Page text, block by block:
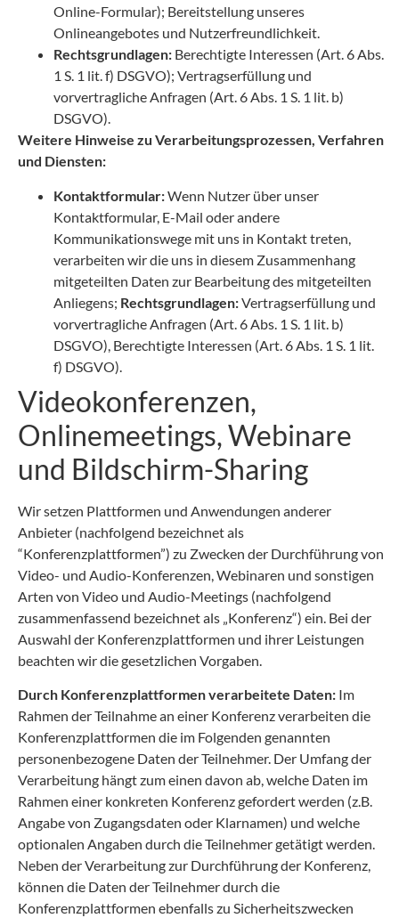
Online-Formular); Bereitstellung unseres
Onlineangebotes und Nutzerfreundlichkeit.
Rechtsgrundlagen: Berechtigte Interessen (Art. 6 Abs.
1 S. 1 lit. f) DSGVO); Vertragserfüllung und
vorvertragliche Anfragen (Art. 6 Abs. 1 S. 1 lit. b)
DSGVO).
Weitere Hinweise zu Verarbeitungsprozessen, Verfahren
und Diensten:
Kontaktformular:Wenn Nutzer über unser
Kontaktformular, E-Mail oder andere
Kommunikationswege mit uns in Kontakt treten,
verarbeiten wir die uns in diesem Zusammenhang
mitgeteilten Daten zur Bearbeitung des mitgeteilten
Anliegens; Rechtsgrundlagen:Vertragserfüllung und
vorvertragliche Anfragen (Art. 6 Abs. 1 S. 1 lit. b)
DSGVO), Berechtigte Interessen (Art. 6 Abs. 1 S. 1 lit.
f) DSGVO).
Videokonferenzen,
Onlinemeetings, Webinare
und Bildschirm-Sharing
Wir setzen Plattformen und Anwendungen anderer
Anbieter (nachfolgend bezeichnet als
“Konferenzplattformen”) zu Zwecken der Durchführung von
Video- und Audio-Konferenzen, Webinaren und sonstigen
Arten von Video und Audio-Meetings (nachfolgend
zusammenfassend bezeichnet als „Konferenz“) ein. Bei der
Auswahl der Konferenzplattformen und ihrer Leistungen
beachten wir die gesetzlichen Vorgaben.
Durch Konferenzplattformen verarbeitete Daten: Im
Rahmen der Teilnahme an einer Konferenz verarbeiten die
Konferenzplattformen die im Folgenden genannten
personenbezogene Daten der Teilnehmer. Der Umfang der
Verarbeitung hängt zum einen davon ab, welche Daten im
Rahmen einer konkreten Konferenz gefordert werden (z.B.
Angabe von Zugangsdaten oder Klarnamen) und welche
optionalen Angaben durch die Teilnehmer getätigt werden.
Neben der Verarbeitung zur Durchführung der Konferenz,
können die Daten der Teilnehmer durch die
Konferenzplattformen ebenfalls zu Sicherheitszwecken